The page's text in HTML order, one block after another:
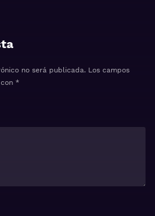
no será publicada. Los campos
*